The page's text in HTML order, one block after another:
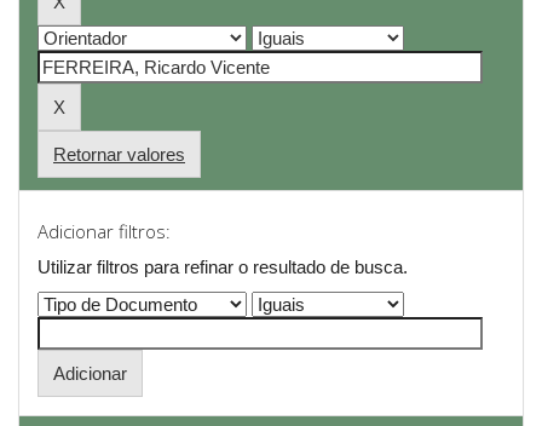
Retornar valores
Adicionar filtros:
Utilizar filtros para refinar o resultado de busca.